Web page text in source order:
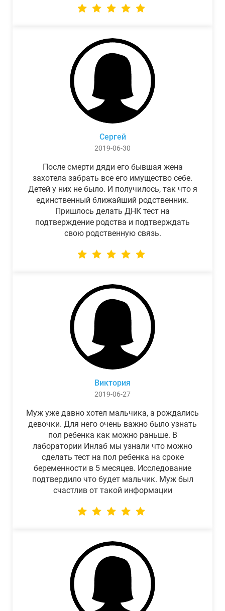
Сергей
2019-06-30
После смерти дяди его бывшая жена
захотела забрать все его имущество себе.
Детей у них не было. И получилось, так что я
единственный ближайший родственник.
Пришлось делать ДНК тест на
подтверждение родства и подтверждать
свою родственную связь.
Виктория
2019-06-27
Муж уже давно хотел мальчика, а рождались
девочки. Для него очень важно было узнать
пол ребенка как можно раньше. В
лаборатории Инлаб мы узнали что можно
сделать тест на пол ребенка на сроке
беременности в 5 месяцев. Исследование
подтвердило что будет мальчик. Муж был
счастлив от такой информации